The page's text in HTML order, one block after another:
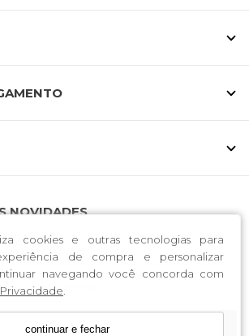
cookies e outras tecnologias para
de compra e personalizar
navegando você concorda com
continuar e fechar
NOVIDADES
CADASTRE-SE